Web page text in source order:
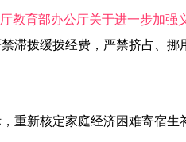
厅教育部办公厅关于进一步加强
滞拨缓拨经费，严禁挤占、
新核定家庭经济困难寄宿生